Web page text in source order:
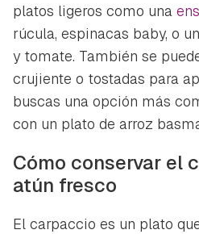
platos ligeros como una
rúcula, espinacas baby, o
y tomate. También se
crujiente o tostadas para
buscas una opción más
con un plato de arroz
Cómo conservar el
atún fresco
El carpaccio es un plato